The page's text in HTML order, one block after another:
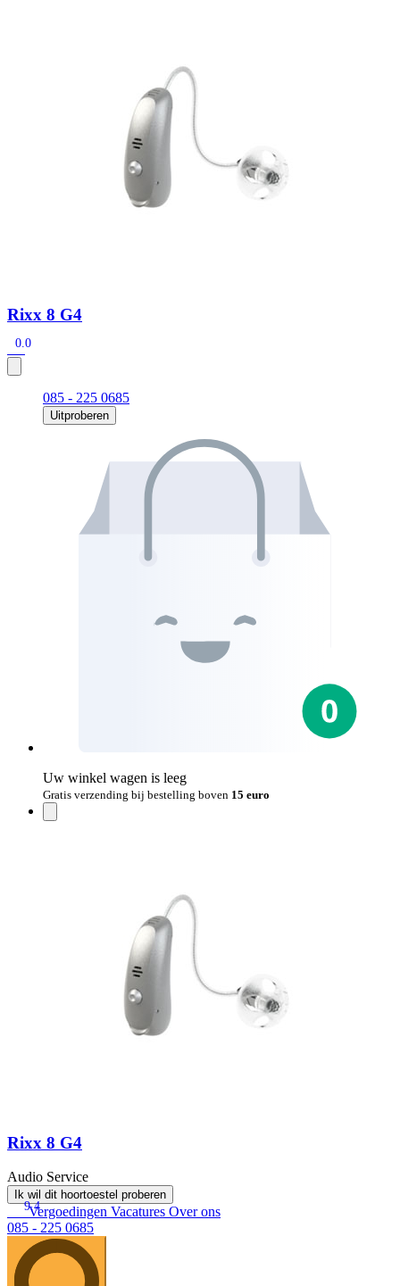
Signia Pure BCT IX
Audio Service R LI 7
Widex filters
Signia Active Mini IX - Oplaadbaar
De Signia Active Mini IX is het nieuwste hoortoestel van Signia.
Rixx 8 G4
0.0
085 - 225 0685
Uitproberen
Uw winkel wagen is leeg
Gratis verzending bij bestelling boven 15 euro
Rixx 8 G4
Audio Service
Ik wil dit hoortoestel proberen
9.4
Vergoedingen Vacatures Over ons
085 - 225 0685